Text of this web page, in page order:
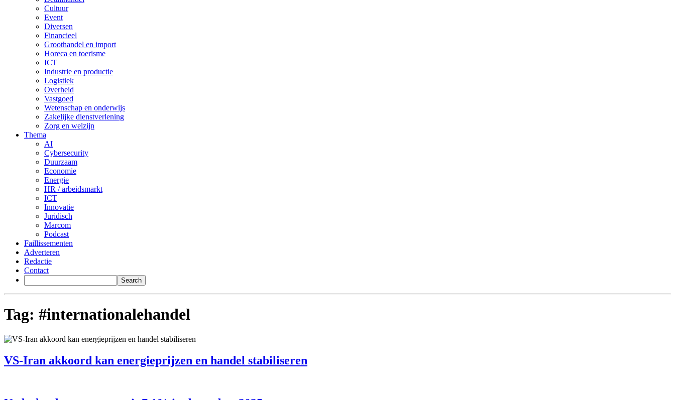
Cultuur
Event
Diversen
Financieel
Groothandel en import
Horeca en toerisme
ICT
Industrie en productie
Logistiek
Overheid
Vastgoed
Wetenschap en onderwijs
Zakelijke dienstverlening
Zorg en welzijn
Thema
AI
Cybersecurity
Duurzaam
Economie
Energie
HR / arbeidsmarkt
ICT
Innovatie
Juridisch
Marcom
Podcast
Faillissementen
Adverteren
Redactie
Contact
Tag: #internationalehandel
VS-Iran akkoord kan energieprijzen en handel stabiliseren